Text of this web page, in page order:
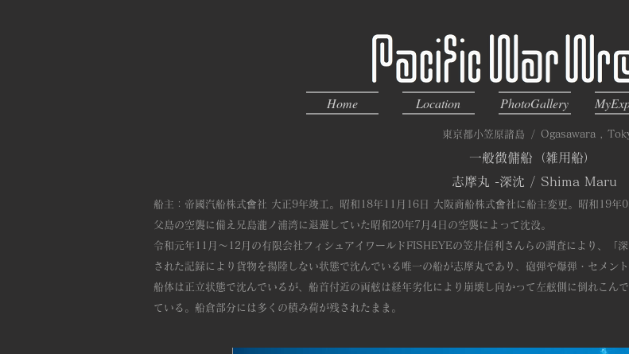
Home Location PhotoGallery
東京都小笠原諸島 / Ogasawara ,
志摩丸 -深沈 / Shima Maru
一般徴傭船（雑用船）
船主：帝國汽船株式會社 大正9年竣工。昭和18年11月16日 大阪商船株式會社に船主変更。昭和19年
父島の空襲に備え兄島瀧ノ浦湾に退避していた昭和20年7月4日の空襲によって沈没。
令和元年11月～12月の有限会社フィシュアイワールドFISHEYEの笠井信利さんらの調査により、「
された記録により貨物を揚陸しない状態で沈んでいる唯一の船が志摩丸であり、砲弾や爆弾・セメン
船体は正立状態で沈んでいるが、船首付近の両舷は経年劣化により崩壊し向かって左舷側に倒れこん
ている。船倉部分には多くの積み荷が残されたまま。